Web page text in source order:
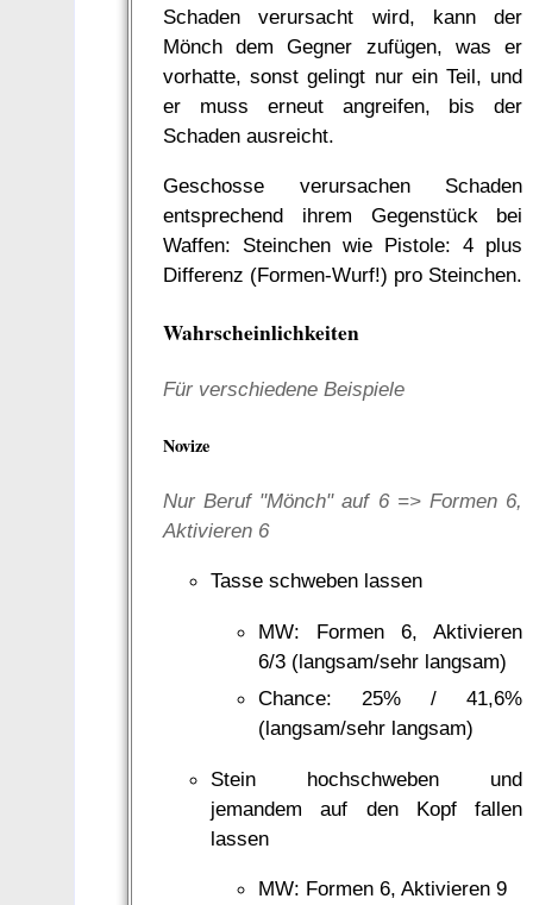
Schaden verursacht wird, kann der
Mönch dem Gegner zufügen, was er
vorhatte, sonst gelingt nur ein Teil, und
er muss erneut angreifen, bis der
Schaden ausreicht.
Geschosse verursachen Schaden
entsprechend ihrem Gegenstück bei
Waffen: Steinchen wie Pistole: 4 plus
Differenz (Formen-Wurf!) pro Steinchen.
Wahrscheinlichkeiten
Für verschiedene Beispiele
Novize
Nur Beruf "Mönch" auf 6 => Formen 6,
Aktivieren 6
Tasse schweben lassen
MW: Formen 6, Aktivieren
6/3 (langsam/sehr langsam)
Chance: 25% / 41,6%
(langsam/sehr langsam)
Stein hochschweben und
jemandem auf den Kopf fallen
lassen
MW: Formen 6, Aktivieren 9